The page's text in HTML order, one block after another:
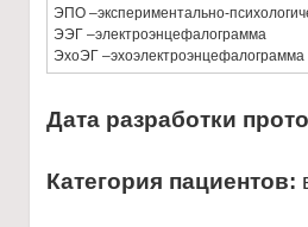
ЭПО –экспериментально-
ЭЭГ –электроэнцефалограмма
ЭхоЭГ –эхоэлектроэнцефалограмма
Дата разработки
Категория пациентов: